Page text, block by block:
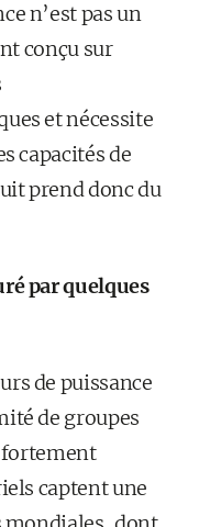
n’est pas un
conçu sur
et nécessite
capacités de
prend donc du
par quelques
de puissance
de groupes
captent une